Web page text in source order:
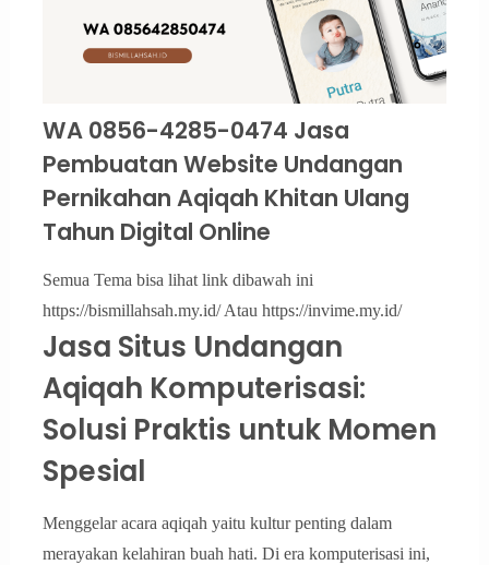
WA 0856-4285-0474 Jasa
Pembuatan Website Undangan
Pernikahan Aqiqah Khitan Ulang
Tahun Digital Online
Semua Tema bisa lihat link dibawah ini
https://bismillahsah.my.id/ Atau https://invime.my.id/
Jasa Situs Undangan
Aqiqah Komputerisasi:
Solusi Praktis untuk Momen
Spesial
Menggelar acara aqiqah yaitu kultur penting dalam
merayakan kelahiran buah hati. Di era komputerisasi ini,